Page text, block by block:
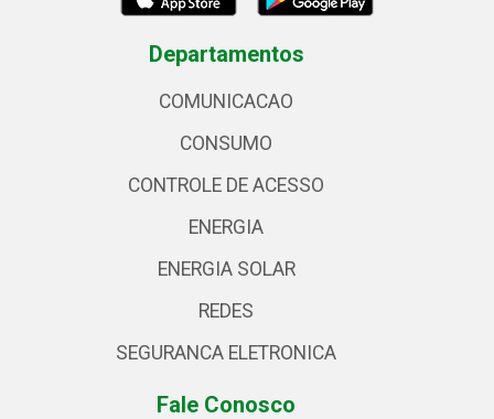
Departamentos
COMUNICACAO
CONSUMO
CONTROLE DE ACESSO
ENERGIA
ENERGIA SOLAR
REDES
SEGURANCA ELETRONICA
Fale Conosco